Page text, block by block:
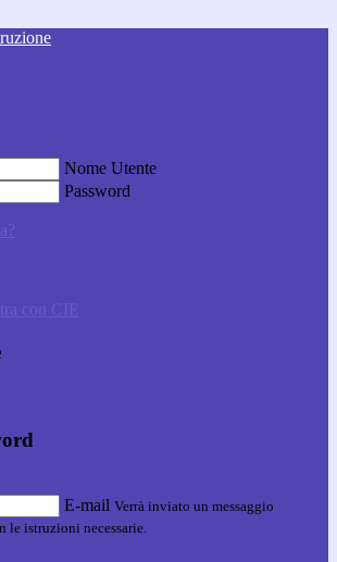
Nome Utente
Password
con CIE
E-mail Verrà inviato un messaggio
istruzioni necessarie.